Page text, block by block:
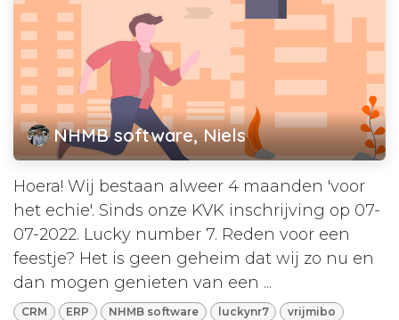
NHMB software, Niels
Hoera! Wij bestaan alweer 4 maanden 'voor
het echie'. Sinds onze KVK inschrijving op 07-
07-2022. Lucky number 7. Reden voor een
feestje? Het is geen geheim dat wij zo nu en
dan mogen genieten van een ...
CRM ERP NHMB software luckynr7 vrijmibo